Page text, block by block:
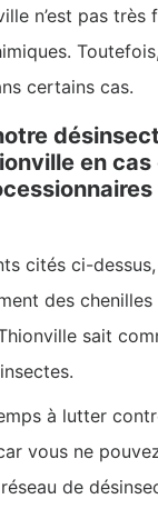
n’est pas très
certains cas.
en cas
cités ci-
des chenilles
sait
à lutter
vous ne
de